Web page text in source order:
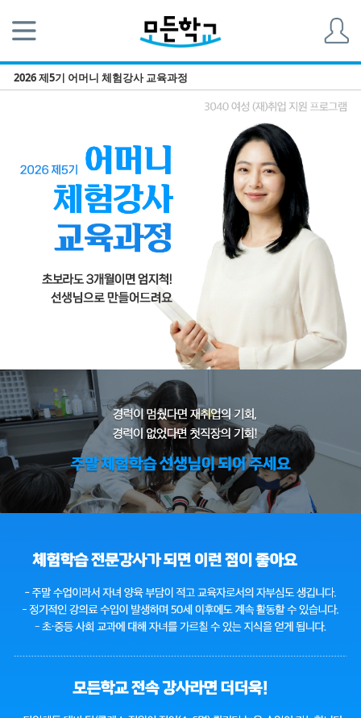
2026 제5기 어머니 체험강사 교육과정